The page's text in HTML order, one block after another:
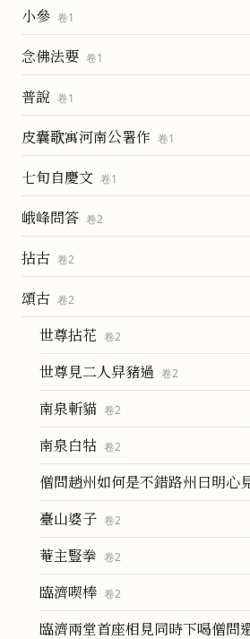
小參 卷1
念佛法要 卷1
普說 卷1
皮囊歌寓河南公署作 卷1
七旬自慶文 卷1
峨峰問答 卷2
拈古 卷2
頌古 卷2
世尊拈花 卷2
世尊見二人舁豬過 卷2
南泉斬貓 卷2
南泉白牯 卷2
僧問趙州如何是不錯路州曰明心
臺山婆子 卷2
菴主豎拳 卷2
臨濟喫棒 卷2
臨濟兩堂首座相見同時下喝僧問